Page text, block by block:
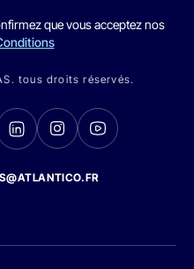
que vous acceptez nos
tous droits réservés.